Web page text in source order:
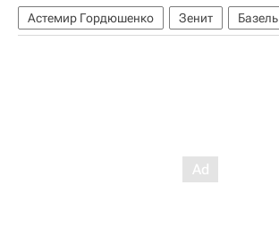
Астемир Гордюшенко Зенит Базель